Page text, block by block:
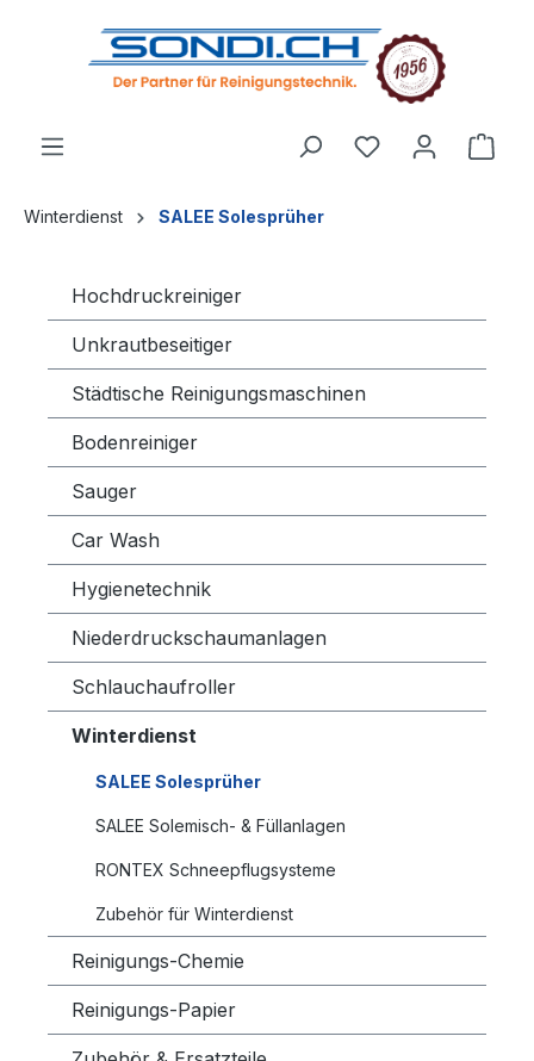
springen
Winterdienst SALEE Solesprüher
Hochdruckreiniger
Unkrautbeseitiger
Städtische Reinigungsmaschinen
Bodenreiniger
Sauger
Car Wash
Hygienetechnik
Niederdruckschaumanlagen
Schlauchaufroller
Winterdienst
SALEE Solesprüher
SALEE Solemisch- & Füllanlagen
RONTEX Schneepflugsysteme
Zubehör für Winterdienst
Reinigungs-Chemie
Reinigungs-Papier